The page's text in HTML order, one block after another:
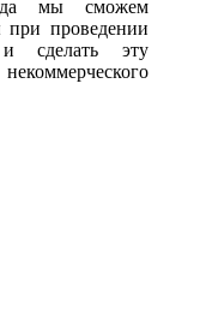
мы сможем
при проведении
сделать эту